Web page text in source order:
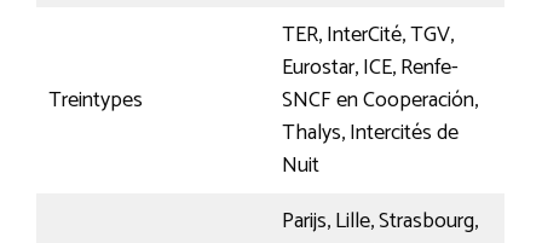
Treintypes
TER, InterCité, TGV,
Eurostar, ICE, Renfe-
SNCF en Cooperación,
Thalys, Intercités de
Nuit
Parijs, Lille, Strasbourg,